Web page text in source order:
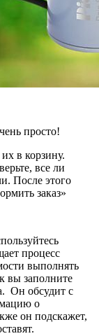
просто!
в корзину.
все ли
После этого
заказ»
процесс
выполнять
вы заполните
Он обсудит с
о
он подскажет,